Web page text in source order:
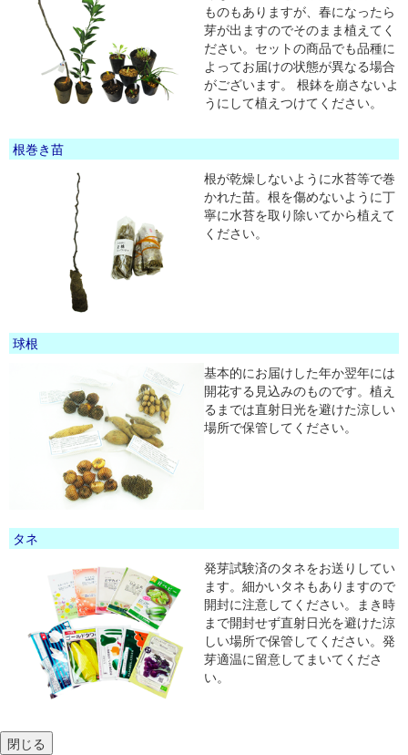
ものもありますが、春になったら
芽が出ますのでそのまま植えてく
ださい。セットの商品でも品種に
よってお届けの状態が異なる場合
がございます。 根鉢を崩さないよ
うにして植えつけてください。
根巻き苗
根が乾燥しないように水苔等で巻
かれた苗。根を傷めないように丁
寧に水苔を取り除いてから植えて
ください。
球根
基本的にお届けした年か翌年には
開花する見込みのものです。植え
るまでは直射日光を避けた涼しい
場所で保管してください。
タネ
発芽試験済のタネをお送りしてい
ます。細かいタネもありますので
開封に注意してください。まき時
まで開封せず直射日光を避けた涼
しい場所で保管してください。発
芽適温に留意してまいてくださ
い。
閉じる